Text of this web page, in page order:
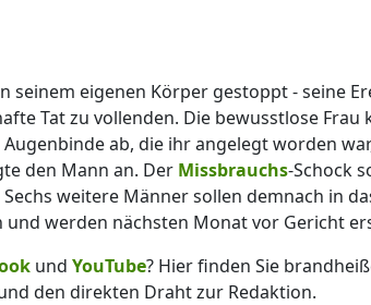
seinem eigenen Körper gestoppt - seine
Tat zu vollenden. Die bewusstlose Frau
ab, die ihr angelegt worden
den Mann an. Der Missbrauchs-Schock
weitere Männer sollen demnach in
werden nächsten Monat vor Gericht
und YouTube? Hier finden Sie
den direkten Draht zur Redaktion.